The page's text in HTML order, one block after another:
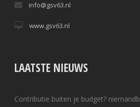
info@gsv63.nl
www.gsv63.nl
LAATSTE NIEUWS
Contributie buiten je budget?